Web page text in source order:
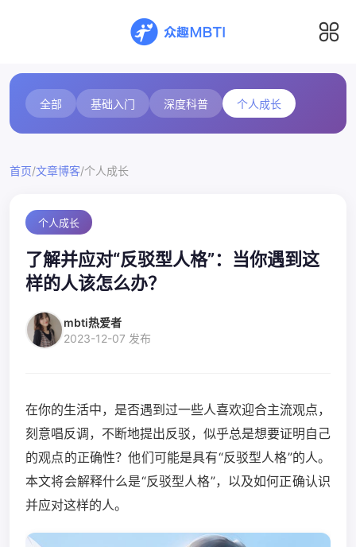
全部 基础入门 深度科普 个人成长
首页/文章博客/个人成长
个人成长
了解并应对“反驳型人格”：当你遇到这
样的人该怎么办？
mbti热爱者
2023-12-07 发布
在你的生活中，是否遇到过一些人喜欢迎合主流观点，
刻意唱反调，不断地提出反驳，似乎总是想要证明自己
的观点的正确性？他们可能是具有“反驳型人格”的人。
本文将会解释什么是“反驳型人格”，以及如何正确认识
并应对这样的人。